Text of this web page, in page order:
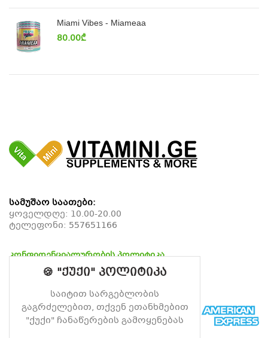
Miami Vibes - Miameaa
80.00₾
სამუშაო საათები:
ყოველდღე: 10.00-20.00
ტელეფონი: 557651166
კონფიდენციალურობის პოლიტიკა
დაბრუნების პოლიტიკა
მიწოდების პოლიტიკა
🍪 "ქუქი" პოლიტიკა
საიტით სარგებლობის
გაგრძელებით, თქვენ ეთანხმებით
"ქუქი" ჩანაწერების გამოყენებას